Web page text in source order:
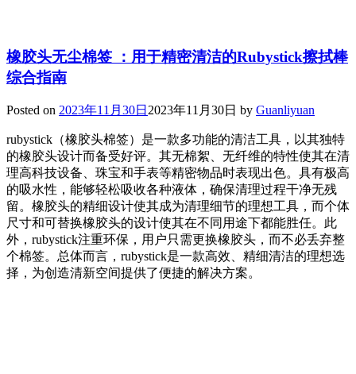
橡胶头无尘棉签 ：用于精密清洁的Rubystick擦拭棒
综合指南
Posted on 2023年11月30日 2023年11月30日 by Guanliyuan
rubystick（橡胶头棉签）是一款多功能的清洁工具，以其独特
的橡胶头设计而备受好评。其无棉絮、无纤维的特性使其在清
理高科技设备、珠宝和手表等精密物品时表现出色。具有极高
的吸水性，能够轻松吸收各种液体，确保清理过程干净无残
留。橡胶头的精细设计使其成为清理细节的理想工具，而个体
尺寸和可替换橡胶头的设计使其在不同用途下都能胜任。此
外，rubystick注重环保，用户只需更换橡胶头，而不必丢弃整
个棉签。总体而言，rubystick是一款高效、精细清洁的理想选
择，为创造清新空间提供了便捷的解决方案。